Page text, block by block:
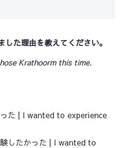
た理由を教えてください。
Krathoorm this time.
た | I wanted to experience
したかった | I wanted to